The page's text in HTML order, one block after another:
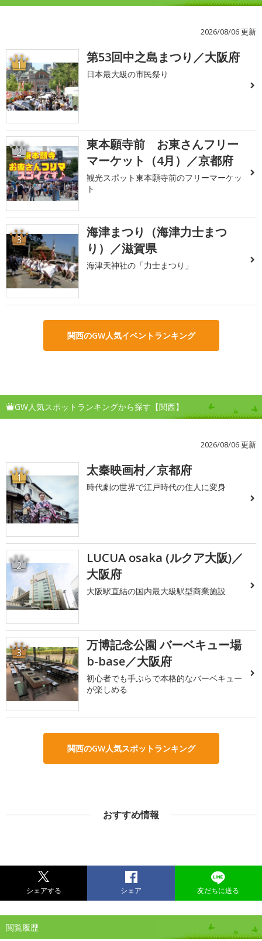
2026/08/06 更新
1 第53回中之島まつり／大阪府
日本最大級の市民祭り
2
東本願寺前 お東さんフリー
マーケット（4月）／京都府
観光スポット東本願寺前のフリーマーケッ
ト
3
海津まつり（海津力士まつ
り）／滋賀県
海津天神社の「力士まつり」
関西のGW人気イベントランキング
GW人気スポットランキングから探す【関西】
2026/08/06 更新
1 太秦映画村／京都府
時代劇の世界で江戸時代の住人に変身
2
LUCUA osaka (ルクア大阪)／
大阪府
大阪駅直結の国内最大級駅型商業施設
3
万博記念公園 バーベキュー場
b-base／大阪府
初心者でも手ぶらで本格的なバーベキュー
が楽しめる
関西のGW人気スポットランキング
おすすめ情報
シェアする シェア 友だちに送る
閲覧履歴